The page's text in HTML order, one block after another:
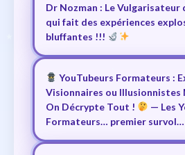
Dr Nozman : Le Vulgarisateur
qui fait des expériences
bluffantes !!!
YouTubeurs Formateurs :
Visionnaires ou Illusionnistes
On Décrypte Tout !
— Les
Formateurs… premier survol…